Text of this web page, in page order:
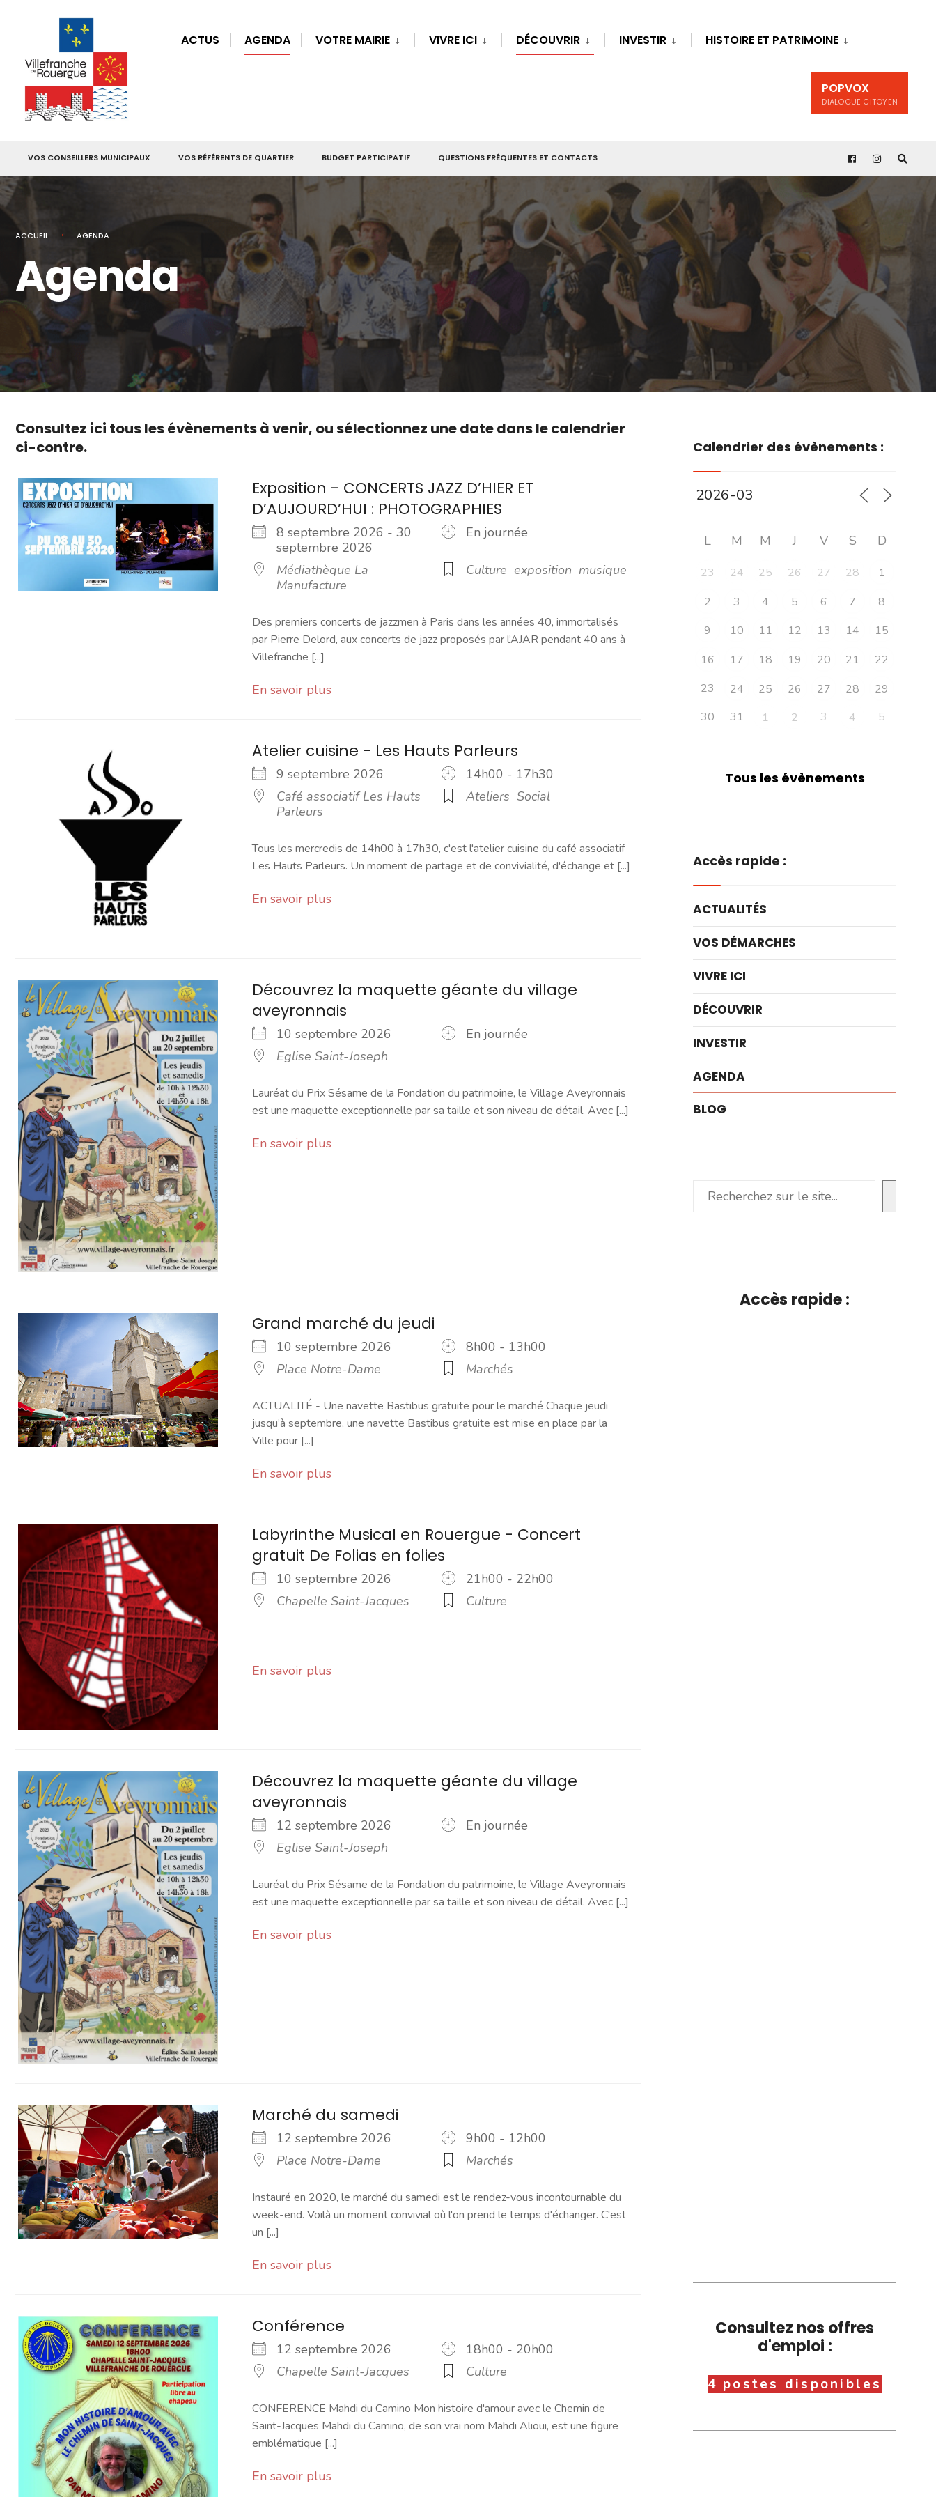
ACTUS AGENDA VOTRE MAIRIE VIVRE ICI DÉCOUVRIR INVESTIR HISTOIRE ET PATRIMOINE
POPVOX
DIALOGUE CITOYEN
VOS CONSEILLERS MUNICIPAUX VOS RÉFÉRENTS DE QUARTIER BUDGET PARTICIPATIF QUESTIONS FRÉQUENTES ET CONTACTS
ACCUEIL AGENDA
Agenda
Consultez ici tous les évènements à venir, ou sélectionnez une date dans le calendrier
ci-contre.
Exposition - CONCERTS JAZZ D’HIER ET
D’AUJOURD’HUI : PHOTOGRAPHIES
8 septembre 2026 - 30
septembre 2026
En journée
Médiathèque La
Manufacture
Culture exposition musique
Des premiers concerts de jazzmen à Paris dans les années 40, immortalisés
par Pierre Delord, aux concerts de jazz proposés par l’AJAR pendant 40 ans à
Villefranche [...]
En savoir plus
Atelier cuisine - Les Hauts Parleurs
9 septembre 2026
14h00 - 17h30
Café associatif Les Hauts
Parleurs
Ateliers Social
Tous les mercredis de 14h00 à 17h30, c'est l'atelier cuisine du café associatif
Les Hauts Parleurs. Un moment de partage et de convivialité, d'échange et [...]
En savoir plus
Découvrez la maquette géante du village
aveyronnais
10 septembre 2026
En journée
Eglise Saint-Joseph
Lauréat du Prix Sésame de la Fondation du patrimoine, le Village Aveyronnais
est une maquette exceptionnelle par sa taille et son niveau de détail. Avec [...]
En savoir plus
Grand marché du jeudi
10 septembre 2026
8h00 - 13h00
Place Notre-Dame
Marchés
ACTUALITÉ - Une navette Bastibus gratuite pour le marché Chaque jeudi
jusqu’à septembre, une navette Bastibus gratuite est mise en place par la
Ville pour [...]
En savoir plus
Labyrinthe Musical en Rouergue - Concert
gratuit De Folias en folies
10 septembre 2026
21h00 - 22h00
Chapelle Saint-Jacques
Culture
En savoir plus
Découvrez la maquette géante du village
aveyronnais
12 septembre 2026
En journée
Eglise Saint-Joseph
Lauréat du Prix Sésame de la Fondation du patrimoine, le Village Aveyronnais
est une maquette exceptionnelle par sa taille et son niveau de détail. Avec [...]
En savoir plus
Marché du samedi
12 septembre 2026
9h00 - 12h00
Place Notre-Dame
Marchés
Instauré en 2020, le marché du samedi est le rendez-vous incontournable du
week-end. Voilà un moment convivial où l'on prend le temps d'échanger. C'est
un [...]
En savoir plus
Conférence
12 septembre 2026
18h00 - 20h00
Chapelle Saint-Jacques
Culture
CONFERENCE Mahdi du Camino Mon histoire d'amour avec le Chemin de
Saint-Jacques Mahdi du Camino, de son vrai nom Mahdi Alioui, est une figure
emblématique [...]
En savoir plus
Calendrier des évènements :
L M M J V S D
23 24 25 26 27 28
1
2
3 4 5 6 7
8
9
10 11 12 13 14
15
16
17 18 19 20 21
22
23
24 25 26 27 28
29
30
31 1 2 3 4 5
Tous les évènements
Accès rapide :
ACTUALITÉS
VOS DÉMARCHES
VIVRE ICI
DÉCOUVRIR
INVESTIR
AGENDA
BLOG
Rechercher
Accès rapide :
Consultez nos offres
d'emploi :
4 postes disponibles